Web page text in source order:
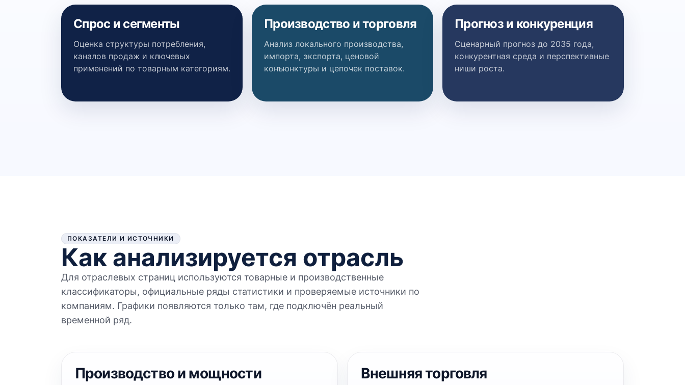
Спрос и сегменты
Оценка структуры потребления,
каналов продаж и ключевых
применений по товарным категориям.
Производство и торговля
Анализ локального производства,
импорта, экспорта, ценовой
конъюнктуры и цепочек поставок.
Прогноз и конкуренция
Сценарный прогноз до 2035 года,
конкурентная среда и перспективные
ниши роста.
ПОКАЗАТЕЛИ И ИСТОЧНИКИ
Как анализируется отрасль
Для отраслевых страниц используются товарные и производственные
классификаторы, официальные ряды статистики и проверяемые источники по
компаниям. Графики появляются только там, где подключён реальный
временной ряд.
Производство и мощности Внешняя торговля